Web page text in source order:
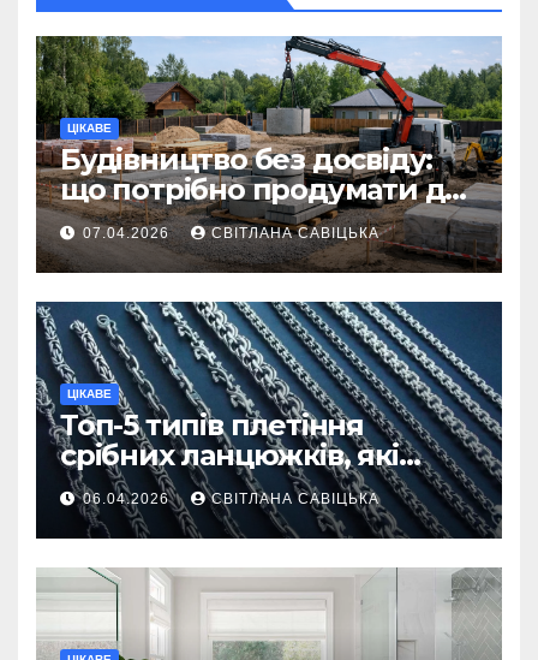
ЦІКАВЕ
Будівництво без досвіду:
що потрібно продумати до
першої доставки на
ділянку
07.04.2026 СВІТЛАНА САВІЦЬКА
ЦІКАВЕ
Топ-5 типів плетіння
срібних ланцюжків, які
вважаються
найнадійнішими
06.04.2026 СВІТЛАНА САВІЦЬКА